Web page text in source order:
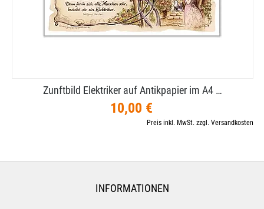
Zunftbild Elektriker auf Antikpapier im A4 …
10,00 €
Preis inkl. MwSt. zzgl. Versandkosten
INFORMATIONEN